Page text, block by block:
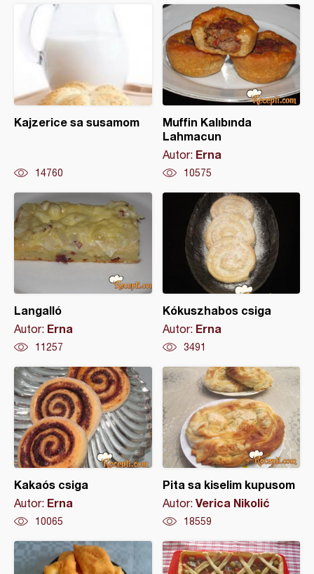
Kajzerice sa susamom
14760
Muffin Kalıbında
Lahmacun
Autor: Erna
10575
Langalló
Autor: Erna
11257
Kókuszhabos csiga
Autor: Erna
3491
Kakaós csiga
Autor: Erna
10065
Pita sa kiselim kupusom
Autor: Verica Nikolić
18559